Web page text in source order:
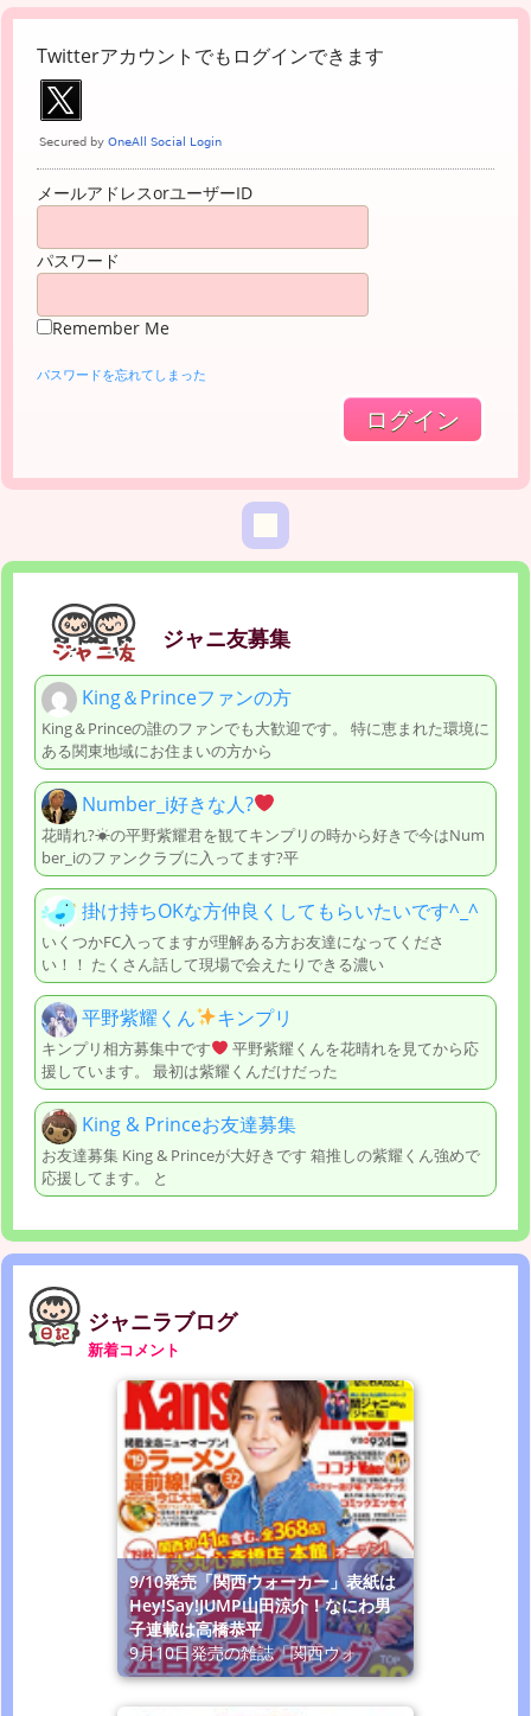
Twitterアカウントでもログインできます
メールアドレスorユーザーID
パスワード
Remember Me
パスワードを忘れてしまった
ジャニ友募集
King＆Princeファンの方
King＆Princeの誰のファンでも大歓迎です。 特に恵まれた環境に
ある関東地域にお住まいの方から
Number_i好きな人?
花晴れ?☀の平野紫耀君を観てキンプリの時から好きで今はNum
ber_iのファンクラブに入ってます?平
掛け持ちOKな方仲良くしてもらいたいです^_^
いくつかFC入ってますが理解ある方お友達になってくださ
い！！ たくさん話して現場で会えたりできる濃い
平野紫耀くん キンプリ
キンプリ相方募集中です
平野紫耀くんを花晴れを見てから応
援しています。 最初は紫耀くんだけだった
King & Princeお友達募集
お友達募集 King & Princeが大好きです 箱推しの紫耀くん強めで
応援してます。 と
ジャニラブログ
新着コメント
9/10発売「関西ウォーカー」表紙は
Hey!Say!JUMP山田涼介！なにわ男
子連載は高橋恭平
9月10日発売の雑誌「関西ウォ